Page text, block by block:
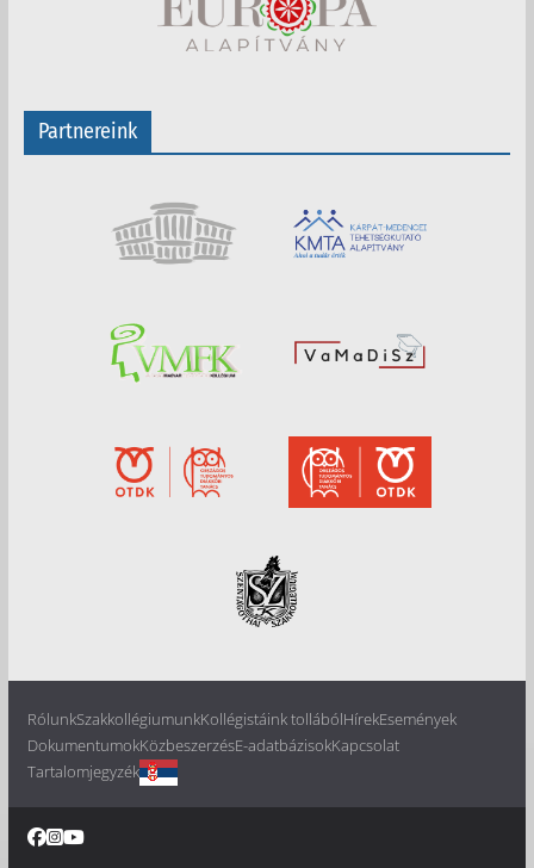
Partnereink
RólunkSzakkollégiumunkKollégistáink tollábólHírekEsemények
DokumentumokKözbeszerzésE-adatbázisokKapcsolat
Tartalomjegyzék